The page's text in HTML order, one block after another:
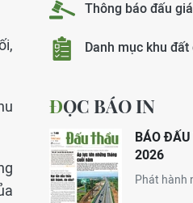
Thông báo đấu giá
Danh mục khu
ĐỌC BÁO IN
BÁO
2026
Phát hành